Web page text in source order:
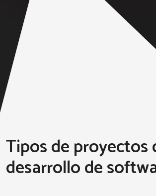
Tipos de proyectos
desarrollo de